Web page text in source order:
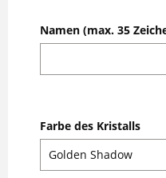
Namen (max. 35
Farbe des Kristalls